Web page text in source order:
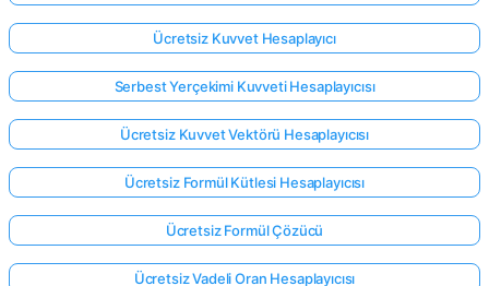
Buradan
giriş
yap!
Ücretsiz Kuvvet Hesaplayıcı
Serbest Yerçekimi Kuvveti Hesaplayıcısı
Ücretsiz Kuvvet Vektörü Hesaplayıcısı
Ücretsiz Formül Kütlesi Hesaplayıcısı
Ücretsiz Formül Çözücü
Ücretsiz Vadeli Oran Hesaplayıcısı